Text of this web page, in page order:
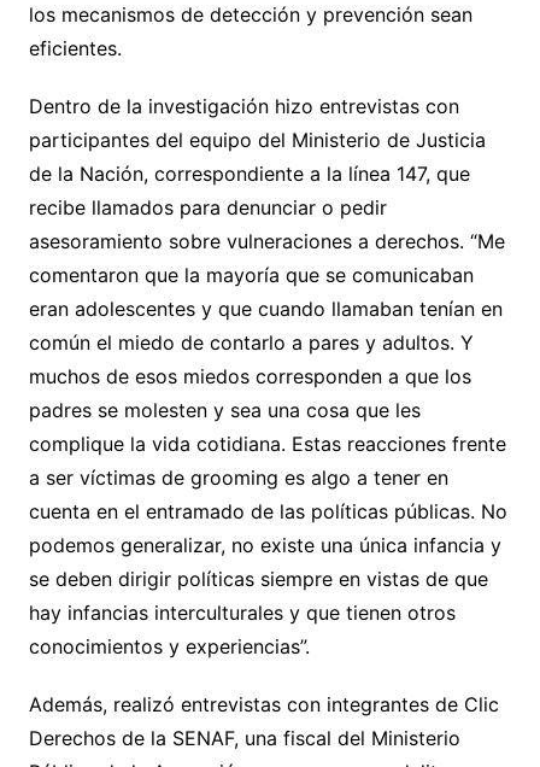
los mecanismos de detección y prevención sean
eficientes.
Dentro de la investigación hizo entrevistas con
participantes del equipo del Ministerio de Justicia
de la Nación, correspondiente a la línea 147, que
recibe llamados para denunciar o pedir
asesoramiento sobre vulneraciones a derechos. “Me
comentaron que la mayoría que se comunicaban
eran adolescentes y que cuando llamaban tenían en
común el miedo de contarlo a pares y adultos. Y
muchos de esos miedos corresponden a que los
padres se molesten y sea una cosa que les
complique la vida cotidiana. Estas reacciones frente
a ser víctimas de grooming es algo a tener en
cuenta en el entramado de las políticas públicas. No
podemos generalizar, no existe una única infancia y
se deben dirigir políticas siempre en vistas de que
hay infancias interculturales y que tienen otros
conocimientos y experiencias”.
Además, realizó entrevistas con integrantes de Clic
Derechos de la SENAF, una fiscal del Ministerio